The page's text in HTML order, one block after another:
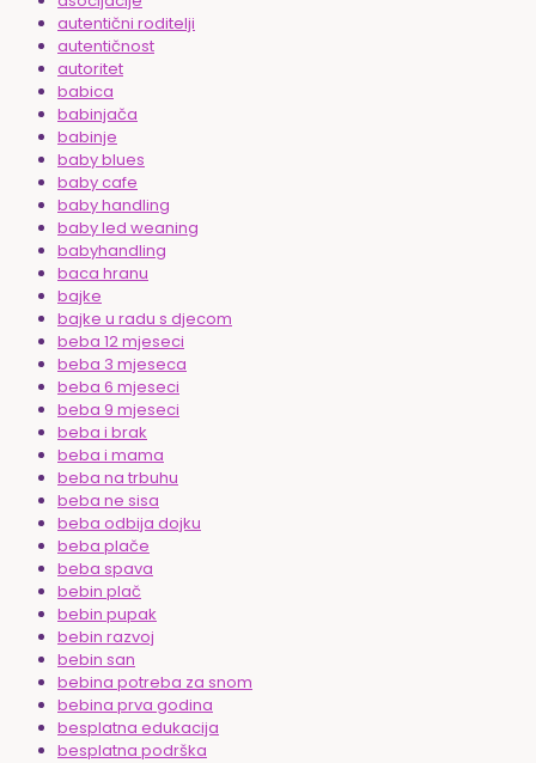
autentični roditelji
autentičnost
autoritet
babica
babinjača
babinje
baby blues
baby cafe
baby handling
baby led weaning
babyhandling
baca hranu
bajke
bajke u radu s djecom
beba 12 mjeseci
beba 3 mjeseca
beba 6 mjeseci
beba 9 mjeseci
beba i brak
beba i mama
beba na trbuhu
beba ne sisa
beba odbija dojku
beba plače
beba spava
bebin plač
bebin pupak
bebin razvoj
bebin san
bebina potreba za snom
bebina prva godina
besplatna edukacija
besplatna podrška